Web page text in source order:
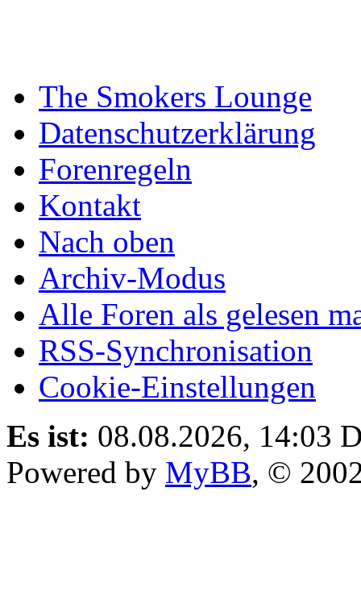
The Smokers Lounge
Datenschutzerklärung
Forenregeln
Kontakt
Nach oben
Archiv-Modus
Alle Foren als gelesen
RSS-Synchronisation
Cookie-Einstellungen
Es ist: 08.08.2026, 14:03
Powered by MyBB, ©